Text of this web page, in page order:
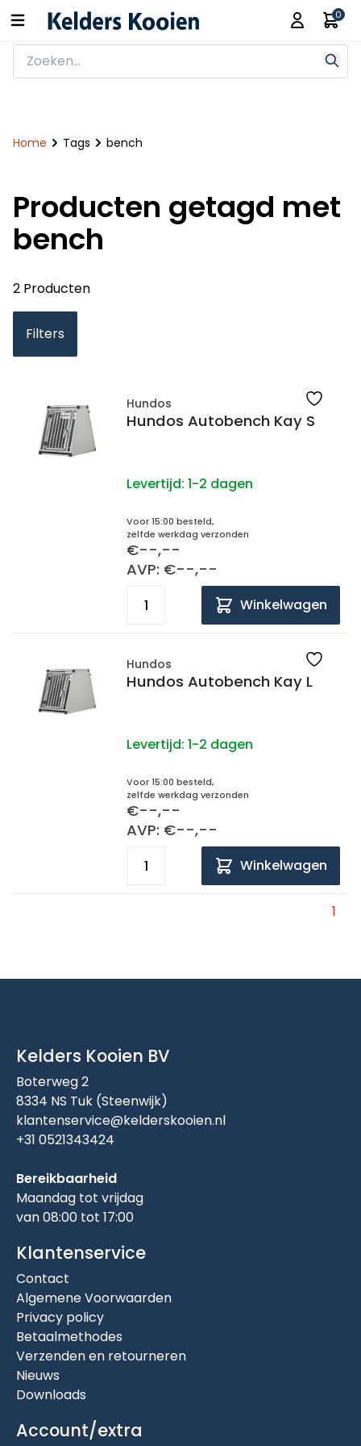
0
Home Tags bench
Producten getagd met
bench
2 Producten
Filters
Hundos
Hundos Autobench Kay S
Levertijd: 1-2 dagen
Voor 15:00 besteld,
zelfde werkdag verzonden
€--,--
AVP: €--,--
Winkelwagen
Hundos
Hundos Autobench Kay L
Levertijd: 1-2 dagen
Voor 15:00 besteld,
zelfde werkdag verzonden
€--,--
AVP: €--,--
Winkelwagen
1
Kelders Kooien BV
Boterweg 2
8334 NS Tuk (Steenwijk)
klantenservice@kelderskooien.nl
+31 0521343424
Bereikbaarheid
Maandag tot vrijdag
van 08:00 tot 17:00
Klantenservice
Contact
Algemene Voorwaarden
Privacy policy
Betaalmethodes
Verzenden en retourneren
Nieuws
Downloads
Account/extra